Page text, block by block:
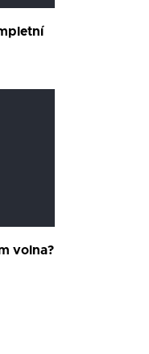
volna?